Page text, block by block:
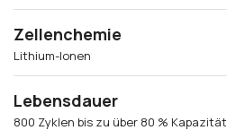
Zellenchemie
Lithium-Ionen
Lebensdauer
800 Zyklen bis zu über 80 % Kapazität